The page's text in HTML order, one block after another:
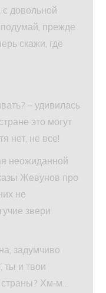
с довольной
прежде
скажи, где
– удивилась
это могут
нет, не все!
неожиданной
Жевунов про
не
звери
задумчиво
ты и твои
Хм‑м…